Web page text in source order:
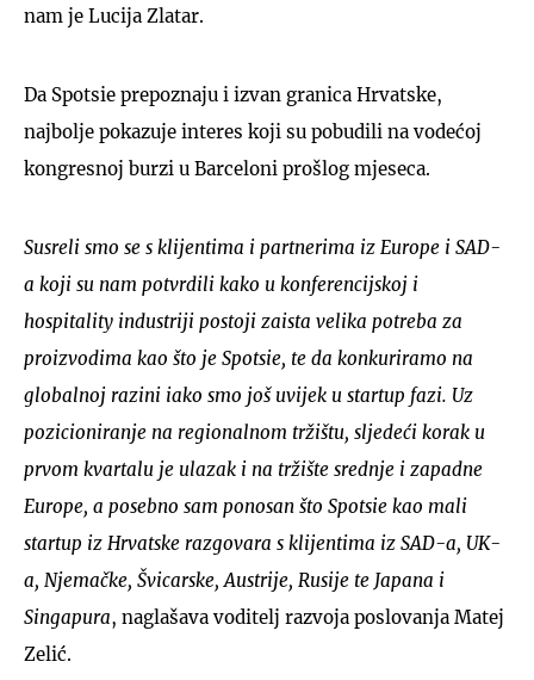
nam je Lucija Zlatar.
Da Spotsie prepoznaju i izvan granica Hrvatske,
najbolje pokazuje interes koji su pobudili na vodećoj
kongresnoj burzi u Barceloni prošlog mjeseca.
Susreli smo se s klijentima i partnerima iz Europe i SAD-
a koji su nam potvrdili kako u konferencijskoj i
hospitality industriji postoji zaista velika potreba za
proizvodima kao što je Spotsie, te da konkuriramo na
globalnoj razini iako smo još uvijek u startup fazi. Uz
pozicioniranje na regionalnom tržištu, sljedeći korak u
prvom kvartalu je ulazak i na tržište srednje i zapadne
Europe, a posebno sam ponosan što Spotsie kao mali
startup iz Hrvatske razgovara s klijentima iz SAD-a, UK-
a, Njemačke, Švicarske, Austrije, Rusije te Japana i
Singapura, naglašava voditelj razvoja poslovanja Matej
Zelić.